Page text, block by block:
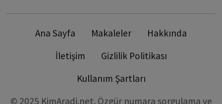
Ana Sayfa Makaleler
Hakkında
İletişim
Gizlilik Politikası
Kullanım Şartları
© 2025 KimAradi.net. Özgür numara sorgulama ve